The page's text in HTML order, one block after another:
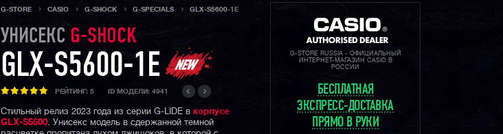
G-STORE CASIO G-SHOCK G-SPECIALS GLX-S5600-1E
УНИСЕКС G-SHOCK
GLX-S5600-1E
РЕЙТИНГ: 5 ID МОДЕЛИ: 4941
Стильный релиз 2023 года из серии G-LIDE в корпусе
GLX-S5600. Унисекс модель в сдержанной темной
G-STORE RUSSIA - ОФИЦИАЛЬНЫЙ
ИНТЕРНЕТ-МАГАЗИН CASIO В
РОССИИ
БЕСПЛАТНАЯ
ЭКСПРЕСС-ДОСТАВКА
ПРЯМО В РУКИ